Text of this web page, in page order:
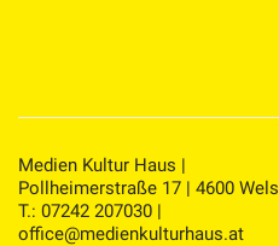
Medien Kultur Haus |
Pollheimerstraße 17 | 4600 Wels
T.: 07242 207030 |
office@medienkulturhaus.at